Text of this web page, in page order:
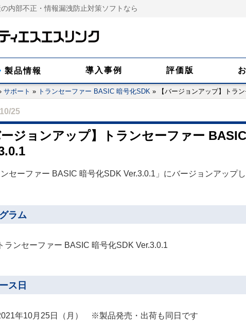
内部不正・情報漏洩防止対策ソフトなら
製品情報 導入事例 評価版
サポート » トランセーファー BASIC 暗号化SDK » 【バージョンアップ】トラ
25
ージョンアップ】トランセーファー
ンセーファー BASIC 暗号化SDK Ver.3.0.1」にバージョンアップし
ラム
トランセーファー BASIC 暗号化SDK Ver.3.0.1
ス日
年10月25日（月） ※製品発売・出荷も同日です